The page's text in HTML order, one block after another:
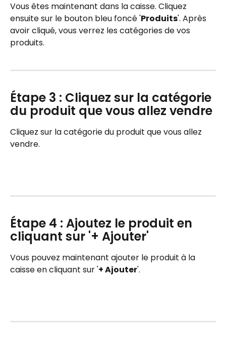
Vous êtes maintenant dans la caisse. Cliquez
ensuite sur le bouton bleu foncé 'Produits'. Après
avoir cliqué, vous verrez les catégories de vos
produits.
Étape 3 : Cliquez sur la catégorie
du produit que vous allez vendre
Cliquez sur la catégorie du produit que vous allez
vendre.
Étape 4 : Ajoutez le produit en
cliquant sur '+ Ajouter'
Vous pouvez maintenant ajouter le produit à la
caisse en cliquant sur '+ Ajouter'.